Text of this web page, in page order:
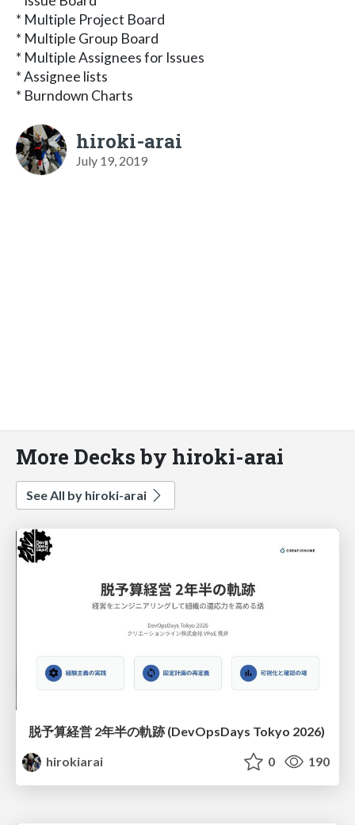
* Multiple Project Board
* Multiple Group Board
* Multiple Assignees for Issues
* Assignee lists
* Burndown Charts
hiroki-arai
July 19, 2019
More Decks by hiroki-arai
See All by hiroki-arai
脱予算経営 2年半の軌跡 (DevOpsDays Tokyo 2026)
hirokiarai
0 190